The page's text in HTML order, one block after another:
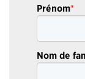
Prénom*
Nom de